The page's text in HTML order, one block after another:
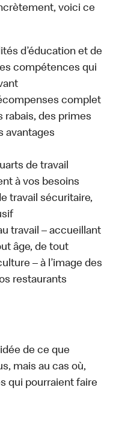
voici ce
d’éducation et de
compétences qui
complet
rabais, des primes
avantages
de travail
à vos besoins
travail sécuritaire,
travail – accueillant
âge, de tout
– à l’image des
restaurants
de ce que
mais au cas où,
qui pourraient faire